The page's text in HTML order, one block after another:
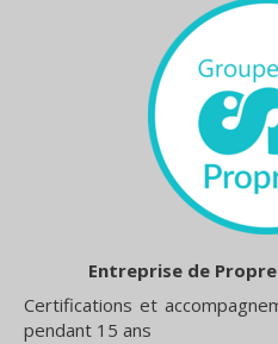
Entreprise de
Certifications et
pendant 15 ans